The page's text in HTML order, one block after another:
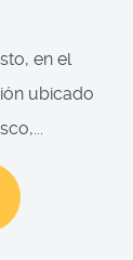
en el
ubicado